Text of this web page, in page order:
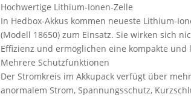
Hochwertige Lithium-Ionen-Zelle
In Hedbox-Akkus kommen neueste Lithium-
(Modell 18650) zum Einsatz. Sie wirken sich
Effizienz und ermöglichen eine kompakte und
Mehrere Schutzfunktionen
Der Stromkreis im Akkupack verfügt über
anormalem Strom, Spannungsschutz,